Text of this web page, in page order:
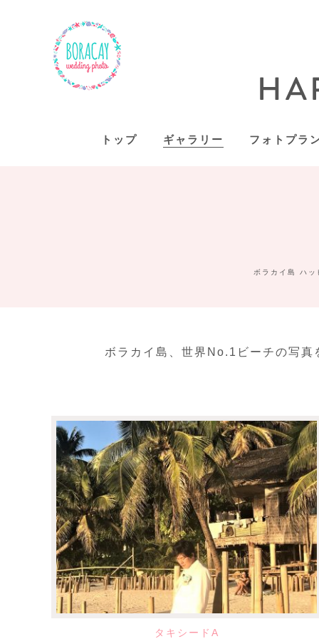
トップ ギャラリー フォトプラ
ボラカイ島 ハッ
ボラカイ島、世界No.1ビーチの写真
タキシードA